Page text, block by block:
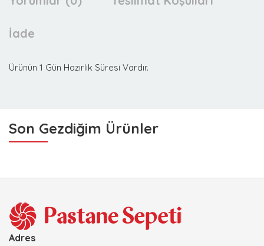
İade
Ürünün 1 Gün Hazırlık Süresi Vardır.
Son Gezdiğim Ürünler
Adres